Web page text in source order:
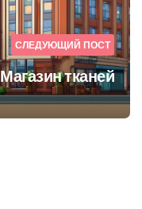
СЛЕДУЮЩИЙ ПОСТ
Магазин тканей